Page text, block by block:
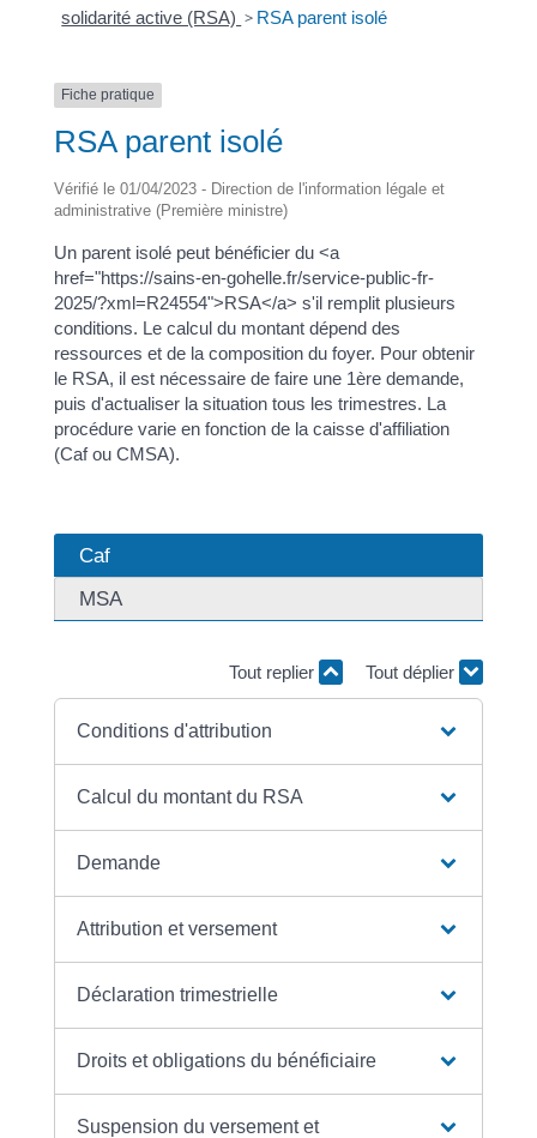
solidarité active (RSA) > RSA parent isolé
Fiche pratique
RSA parent isolé
Vérifié le 01/04/2023 - Direction de l'information légale et
administrative (Première ministre)
Un parent isolé peut bénéficier du <a
href="https://sains-en-gohelle.fr/service-public-fr-
2025/?xml=R24554">RSA</a> s'il remplit plusieurs
conditions. Le calcul du montant dépend des
ressources et de la composition du foyer. Pour obtenir
le RSA, il est nécessaire de faire une 1ère demande,
puis d'actualiser la situation tous les trimestres. La
procédure varie en fonction de la caisse d'affiliation
(Caf ou CMSA).
Caf
MSA
Tout replier Tout déplier
Conditions d'attribution
Calcul du montant du RSA
Demande
Attribution et versement
Déclaration trimestrielle
Droits et obligations du bénéficiaire
Suspension du versement et